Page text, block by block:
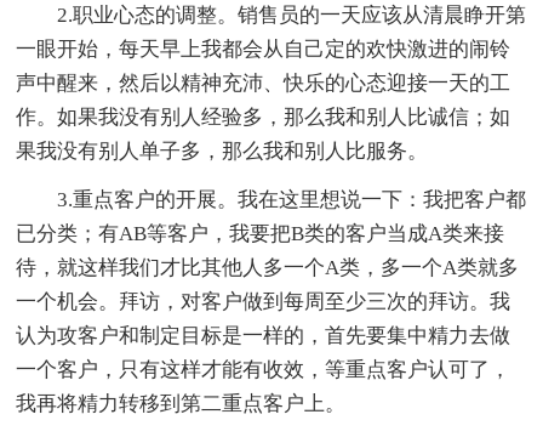
2.职业心态的调整。销售员的一天应该从清晨睁开第
一眼开始，每天早上我都会从自己定的欢快激进的闹铃
声中醒来，然后以精神充沛、快乐的心态迎接一天的工
作。如果我没有别人经验多，那么我和别人比诚信；如
果我没有别人单子多，那么我和别人比服务。
3.重点客户的开展。我在这里想说一下：我把客户都
已分类；有AB等客户，我要把B类的客户当成A类来接
待，就这样我们才比其他人多一个A类，多一个A类就多
一个机会。拜访，对客户做到每周至少三次的拜访。我
认为攻客户和制定目标是一样的，首先要集中精力去做
一个客户，只有这样才能有收效，等重点客户认可了，
我再将精力转移到第二重点客户上。